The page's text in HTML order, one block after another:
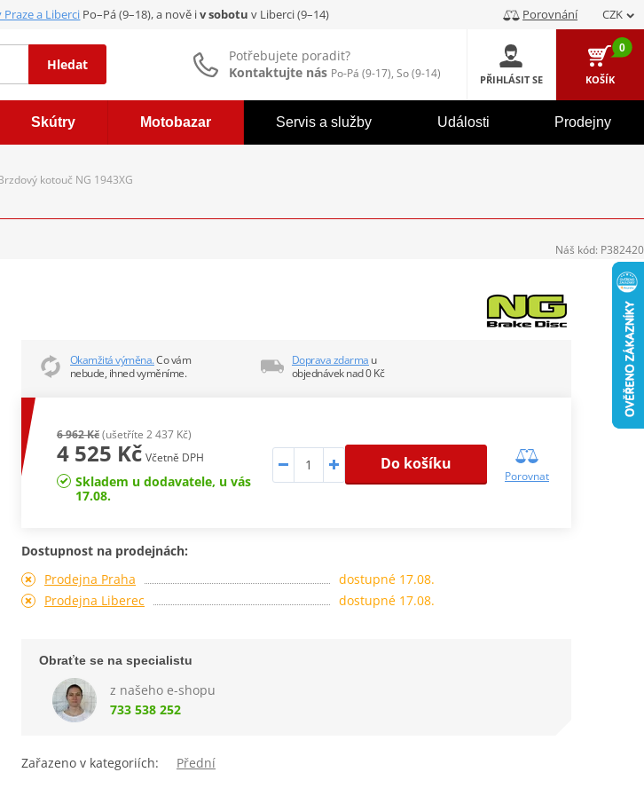
Praze a Liberci Po–Pá (9–18), a nově iv sobotu v Liberci (9–14) Porovnání CZK
Hledat
Potřebujete poradit?
Kontaktujte nás Po-Pá (9-17), So (9-14) PŘIHLÁSIT SE
0
KOŠÍK
Skútry Motobazar Servis a služby Události Prodejny
kotouč NG 1943XG
Okamžitá výměna.Co vám
nebude, ihned vyměníme.
Doprava zdarma u
objednávek nad 0 Kč
6 962 Kč(ušetříte 2 437 Kč)
4 525 Kč Včetně DPH
Skladem u dodavatele, u vás
17.08.
Do košíku
Porovnat
Dostupnost na prodejnách:
Prodejna Praha
dostupné 17.08.
Prodejna Liberec
dostupné 17.08.
Obraťte se na specialistu
z našeho e-shopu
733 538 252
Zařazeno v kategoriích: Přední
Náš kód: P382420